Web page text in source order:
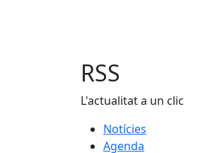
RSS
L'actualitat a un clic
Notícies
Agenda